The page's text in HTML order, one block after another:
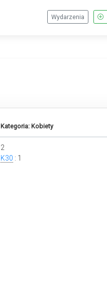
Wydarzenia
Kategoria: Kobiety
2
K30 : 1